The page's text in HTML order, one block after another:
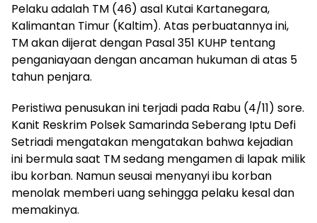
Pelaku adalah TM (46) asal Kutai Kartanegara,
Kalimantan Timur (Kaltim). Atas perbuatannya ini,
TM akan dijerat dengan Pasal 351 KUHP tentang
penganiayaan dengan ancaman hukuman di atas 5
tahun penjara.
Peristiwa penusukan ini terjadi pada Rabu (4/11) sore.
Kanit Reskrim Polsek Samarinda Seberang Iptu Defi
Setriadi mengatakan mengatakan bahwa kejadian
ini bermula saat TM sedang mengamen di lapak milik
ibu korban. Namun seusai menyanyi ibu korban
menolak memberi uang sehingga pelaku kesal dan
memakinya.